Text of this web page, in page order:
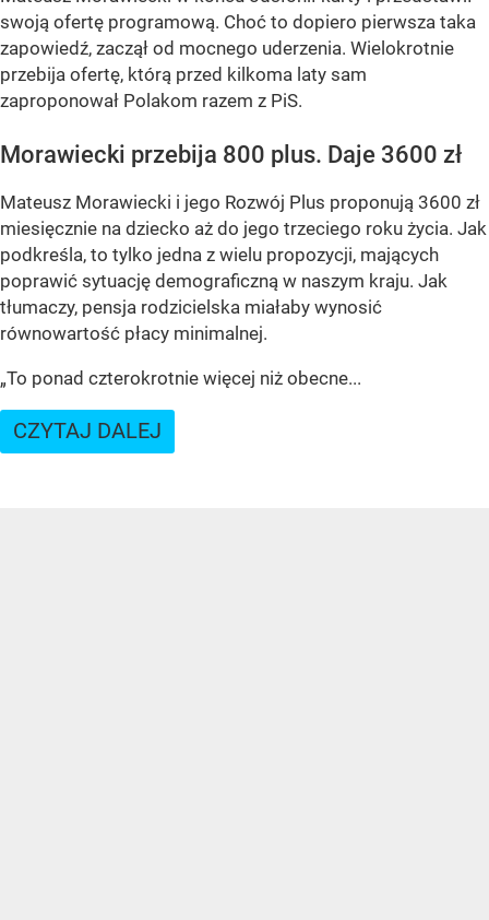
swoją ofertę programową. Choć to dopiero pierwsza taka
zapowiedź, zaczął od mocnego uderzenia. Wielokrotnie
przebija ofertę, którą przed kilkoma laty sam
zaproponował Polakom razem z PiS.
Morawiecki przebija 800 plus. Daje 3600 zł
Mateusz Morawiecki i jego Rozwój Plus proponują 3600 zł
miesięcznie na dziecko aż do jego trzeciego roku życia. Jak
podkreśla, to tylko jedna z wielu propozycji, mających
poprawić sytuację demograficzną w naszym kraju. Jak
tłumaczy, pensja rodzicielska miałaby wynosić
równowartość płacy minimalnej.
„To ponad czterokrotnie więcej niż obecne...
CZYTAJ DALEJ